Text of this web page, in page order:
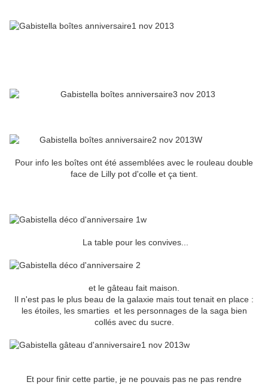
Pour info les boîtes ont été assemblées avec le rouleau double
face de Lilly pot d'colle et ça tient.
La table pour les convives...
et le gâteau fait maison.
Il n'est pas le plus beau de la galaxie mais tout tenait en place :
les étoiles, les smarties et les personnages de la saga bien
collés avec du sucre.
Et pour finir cette partie, je ne pouvais pas ne pas rendre